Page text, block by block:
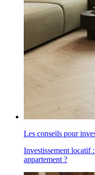
Les conseils pour
Investissement locatif
appartement ?